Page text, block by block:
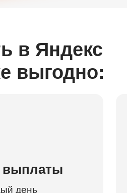
в Яндекс
выгодно:
выплаты
день